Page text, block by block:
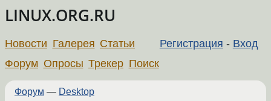
LINUX.ORG.RU
Регистрация - Вход
Новости Галерея Статьи
Форум Опросы Трекер Поиск
Форум — Desktop